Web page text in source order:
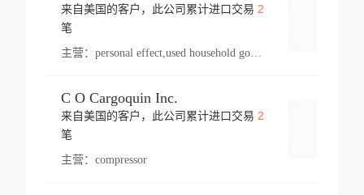
来自美国的客户，此公司累计进口交易 2
笔
主营： personal effect,used household goods
C O Cargoquin Inc.
来自美国的客户，此公司累计进口交易 2
笔
主营： compressor